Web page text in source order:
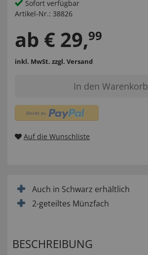
Sofort verfügbar
Artikel-Nr.: 38826
ab € 29,99
inkl. MwSt. zzgl. Versand
In den Warenkorb
Auf die Wunschliste
Auch in Schwarz erhältlich
2-geteiltes Münzfach
BESCHREIBUNG